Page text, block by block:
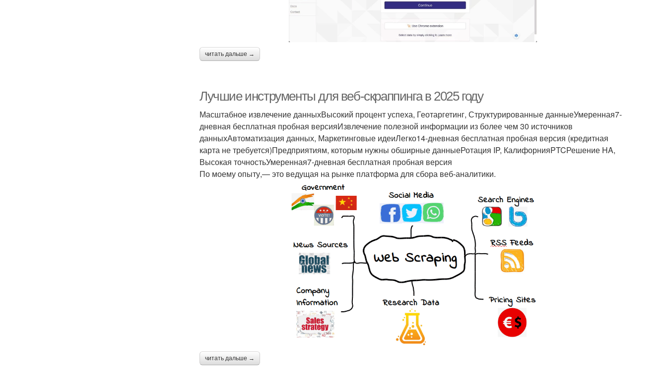
читать дальше →
Лучшие инструменты для веб-скраппинга в 2025 году
Масштабное извлечение данныхВысокий процент успеха, Геотаргетинг, Структурированные данныеУмеренная7-
дневная бесплатная пробная версияИзвлечение полезной информации из более чем 30 источников
данныхАвтоматизация данных, Маркетинговые идеиЛегко14-дневная бесплатная пробная версия (кредитная
карта не требуется)Предприятиям, которым нужны обширные данныеРотация IP, КалифорнияPTCРешение HA,
Высокая точностьУмеренная7-дневная бесплатная пробная версия
По моему опыту,— это ведущая на рынке платформа для сбора веб-аналитики.
читать дальше →